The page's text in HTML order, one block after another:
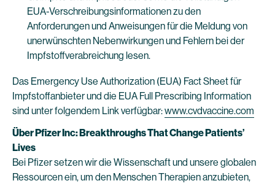
EUA-Verschreibungsinformationen zu den
Anforderungen und Anweisungen für die Meldung von
unerwünschten Nebenwirkungen und Fehlern bei der
Impfstoffverabreichung lesen.
Das Emergency Use Authorization (EUA) Fact Sheet für
Impfstoffanbieter und die EUA Full Prescribing Information
sind unter folgendem Link verfügbar:www.cvdvaccine.com
Über Pfizer Inc: Breakthroughs That Change Patients’
Lives
Bei Pfizer setzen wir die Wissenschaft und unsere globalen
Ressourcen ein, um den Menschen Therapien anzubieten,